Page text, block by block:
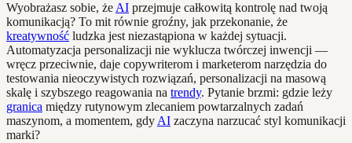
Wyobrażasz sobie, że AI przejmuje całkowitą kontrolę nad twoją
komunikacją? To mit równie groźny, jak przekonanie, że
kreatywność ludzka jest niezastąpiona w każdej sytuacji.
Automatyzacja personalizacji nie wyklucza twórczej inwencji —
wręcz przeciwnie, daje copywriterom i marketerom narzędzia do
testowania nieoczywistych rozwiązań, personalizacji na masową
skalę i szybszego reagowania na trendy. Pytanie brzmi: gdzie leży
granica między rutynowym zlecaniem powtarzalnych zadań
maszynom, a momentem, gdy AI zaczyna narzucać styl komunikacji
marki?